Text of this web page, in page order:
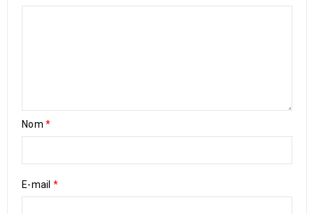
Nom *
E-mail *